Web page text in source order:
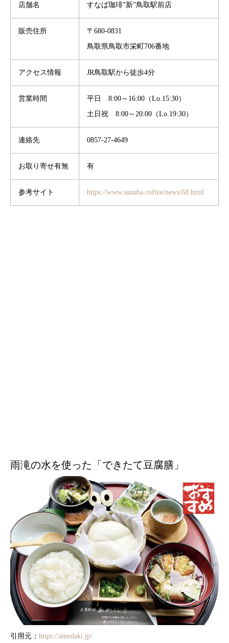
店舗名 すなば珈琲”新”鳥取駅前店
販売住所
〒680-0831
鳥取県鳥取市栄町706番地
アクセス情報 JR鳥取駅から徒歩4分
営業時間
平日 8:00～16:00（Lo.15:30）
土日祝 8:00～20:00（Lo.19:30）
連絡先 0857-27-4649
お取り寄せ有無 有
参考サイト https://www.sunaba.coffee/news/68.html
雨滝の水を使った「できたて豆腐膳」
引用元： https://amedaki.jp/